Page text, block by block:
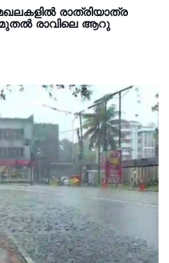
രാത്രിയാത്ര
മുതൽ രാവിലെ ആറു